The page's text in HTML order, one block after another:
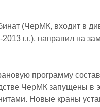
(ЧерМК, входит в
г.г.), направил на
программу
ЧерМК запущены в
Новые краны